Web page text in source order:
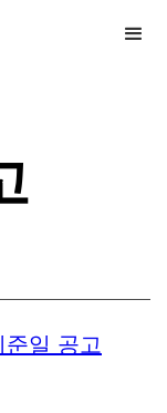
일 공고